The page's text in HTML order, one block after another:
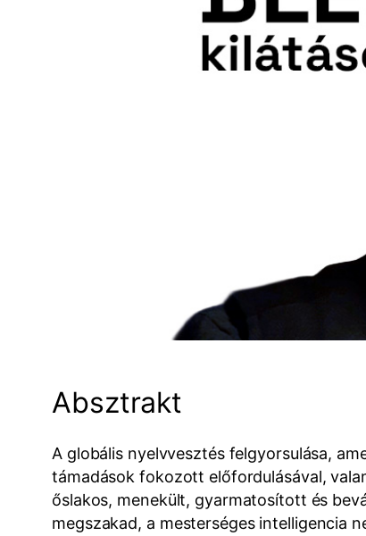
Absztrakt
A globális nyelvvesztés felgyorsulása,
támadások fokozott előfordulásával,
őslakos, menekült, gyarmatosított és
megszakad, a mesterséges intelligencia